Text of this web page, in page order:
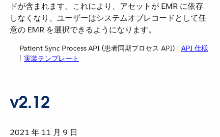
ドが含まれます。これにより、アセットが EMR に依存
しなくなり、ユーザーはシステムオブレコードとして任
意の EMR を選択できるようになります。
Patient Sync Process API (患者同期プロセス API) | API 仕様
実装テンプレート
v2.12
2021 年 11 月 9 日